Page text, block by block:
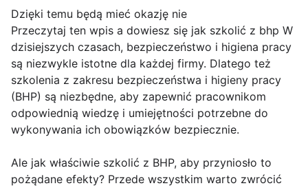
Dzięki temu będą mieć okazję nie
Przeczytaj ten wpis a dowiesz się jak szkolić z bhp W
dzisiejszych czasach, bezpieczeństwo i higiena pracy
są niezwykle istotne dla każdej firmy. Dlatego też
szkolenia z zakresu bezpieczeństwa i higieny pracy
(BHP) są niezbędne, aby zapewnić pracownikom
odpowiednią wiedzę i umiejętności potrzebne do
wykonywania ich obowiązków bezpiecznie.
Ale jak właściwie szkolić z BHP, aby przyniosło to
pożądane efekty? Przede wszystkim warto zwrócić